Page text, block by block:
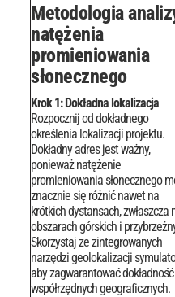
Metodologia
natężenia
promieniowania
słonecznego
Krok 1: Dokładna lokalizacja
Rozpocznij od dokładnego
określenia lokalizacji projektu.
Dokładny adres jest ważny,
ponieważ natężenie
promieniowania słonecznego
znacznie się różnić nawet na
krótkich dystansach, zwłaszcza
obszarach górskich i
Skorzystaj ze zintegrowanych
narzędzi geolokalizacji
aby zagwarantować dokładność
współrzędnych geograficznych.